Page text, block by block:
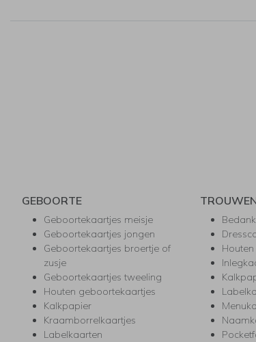
GEBOORTE
Geboortekaartjes meisje
Geboortekaartjes jongen
Geboortekaartjes broertje of
zusje
Geboortekaartjes tweeling
Houten geboortekaartjes
Kalkpapier
Kraamborrelkaartjes
Labelkaarten